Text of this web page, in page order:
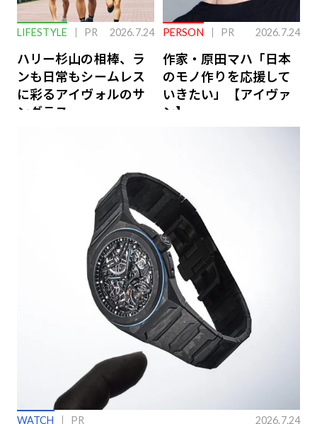
LIFESTYLE PR 2026.7.24
ハリー杉山の相棒、ラ
ンも日常もシームレス
に彩るアイヴォルのサ
ングラス
PERSON PR 2026.7.24
作家・原田マハ「日本
のモノ作りを応援して
いきたい」【アイヴァ
ン】
WATCH PR 2026.7.24